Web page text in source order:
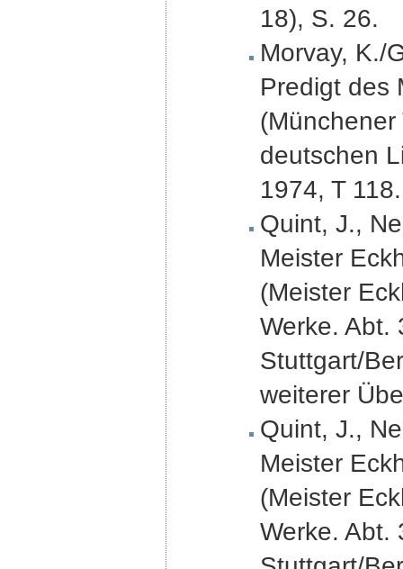
18), S. 26.
Morvay, K./
Predigt des
deutschen
1974, T 118.
Quint, J.,
Meister
(Meister
Werke. Abt.
Stuttgart/
weiterer
Quint, J.,
Meister
(Meister
Werke. Abt.